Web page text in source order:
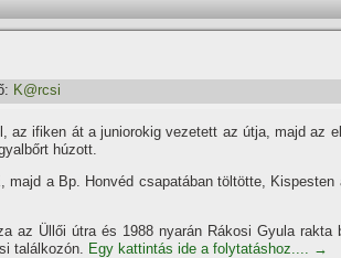
K@rcsi
az ifiken át a juniorokig vezetett az útja, majd az
húzott.
majd a Bp. Honvéd csapatában töltötte, Kispesten
az Üllői útra és 1988 nyarán Rákosi Gyula rakta
találkozón. Egy kattintás ide a folytatáshoz.... →